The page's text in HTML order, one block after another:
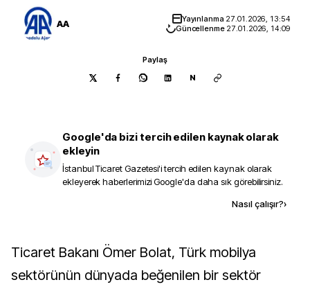
AA Yayınlanma 27.01.2026, 13:54
Güncellenme 27.01.2026, 14:09
Paylaş
N
Google'da bizi tercih edilen kaynak olarak
ekleyin
İstanbul Ticaret Gazetesi'i tercih edilen kaynak olarak
ekleyerek haberlerimizi Google'da daha sık görebilirsiniz.
Nasıl çalışır?›
Ticaret Bakanı Ömer Bolat, Türk mobilya
sektörünün dünyada beğenilen bir sektör